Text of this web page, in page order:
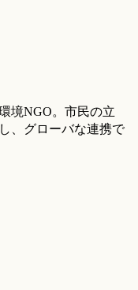
境NGO。市民の立
、グローバな連携で